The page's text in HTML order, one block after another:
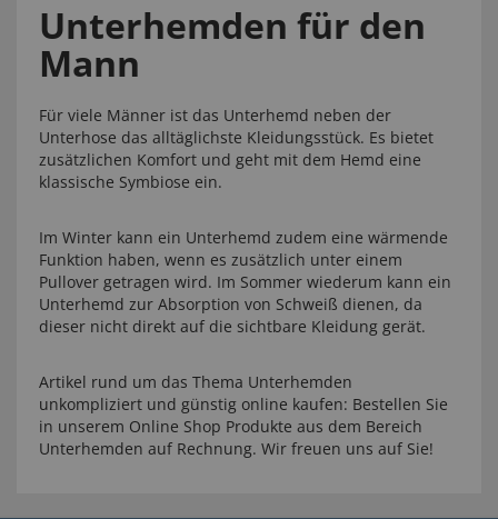
Unterhemden für den
Mann
Für viele Männer ist das Unterhemd neben der
Unterhose das alltäglichste Kleidungsstück. Es bietet
zusätzlichen Komfort und geht mit dem Hemd eine
klassische Symbiose ein.
Im Winter kann ein Unterhemd zudem eine wärmende
Funktion haben, wenn es zusätzlich unter einem
Pullover getragen wird. Im Sommer wiederum kann ein
Unterhemd zur Absorption von Schweiß dienen, da
dieser nicht direkt auf die sichtbare Kleidung gerät.
Artikel rund um das Thema Unterhemden
unkompliziert und günstig online kaufen: Bestellen Sie
in unserem Online Shop Produkte aus dem Bereich
Unterhemden auf Rechnung. Wir freuen uns auf Sie!